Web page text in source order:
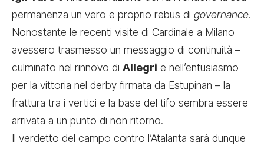
permanenza un vero e proprio rebus di governance.
Nonostante le recenti visite di Cardinale a Milano
avessero trasmesso un messaggio di continuità –
culminato nel rinnovo di Allegri e nell’entusiasmo
per la vittoria nel derby firmata da Estupinan – la
frattura tra i vertici e la base del tifo sembra essere
arrivata a un punto di non ritorno.
Il verdetto del campo contro l’Atalanta sarà dunque